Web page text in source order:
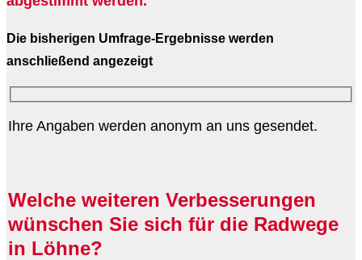
Die bisherigen Umfrage-Ergebnisse werden
anschließend angezeigt
Ihre Angaben werden anonym an uns gesendet.
Welche weiteren Verbesserungen
wünschen Sie sich für die Radwege
in Löhne?